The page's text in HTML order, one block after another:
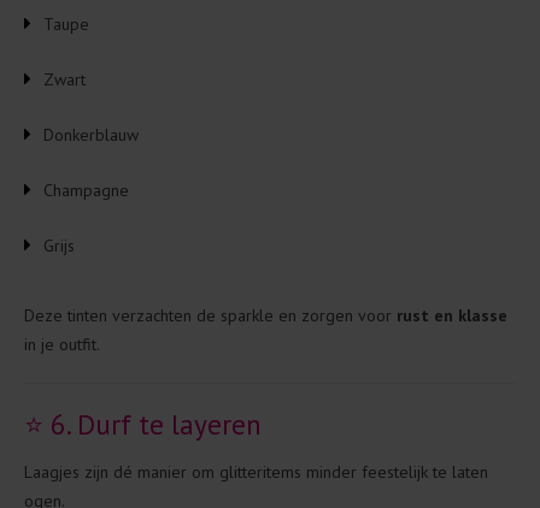
Taupe
Zwart
Donkerblauw
Champagne
Grijs
Deze tinten verzachten de sparkle en zorgen voor rust en klasse
in je outfit.
⭐ 6. Durf te layeren
Laagjes zijn dé manier om glitteritems minder feestelijk te laten
ogen.